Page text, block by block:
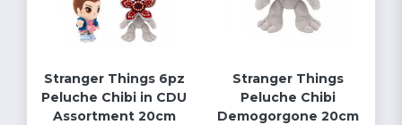
Stranger Things 6pz
Peluche Chibi in CDU
Assortment 20cm
Stranger Things
Peluche Chibi
Demogorgone 20cm